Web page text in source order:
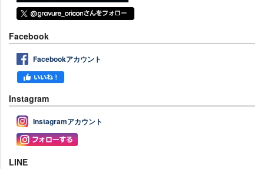
Facebook
Facebookアカウント
Instagram
Instagramアカウント
LINE